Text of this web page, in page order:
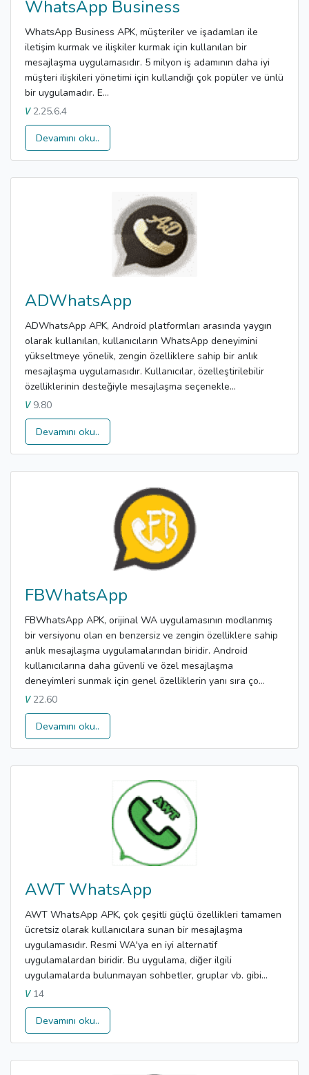
WhatsApp Business
WhatsApp Business APK, müşteriler ve işadamları ile
iletişim kurmak ve ilişkiler kurmak için kullanılan bir
mesajlaşma uygulamasıdır. 5 milyon iş adamının daha iyi
müşteri ilişkileri yönetimi için kullandığı çok popüler ve ünlü
bir uygulamadır. E...
V2.25.6.4
Devamını oku..
ADWhatsApp
ADWhatsApp APK, Android platformları arasında yaygın
olarak kullanılan, kullanıcıların WhatsApp deneyimini
yükseltmeye yönelik, zengin özelliklere sahip bir anlık
mesajlaşma uygulamasıdır. Kullanıcılar, özelleştirilebilir
özelliklerinin desteğiyle mesajlaşma seçenekle...
V9.80
Devamını oku..
FBWhatsApp
FBWhatsApp APK, orijinal WA uygulamasının modlanmış
bir versiyonu olan en benzersiz ve zengin özelliklere sahip
anlık mesajlaşma uygulamalarından biridir. Android
kullanıcılarına daha güvenli ve özel mesajlaşma
deneyimleri sunmak için genel özelliklerin yanı sıra ço...
V22.60
Devamını oku..
AWT WhatsApp
AWT WhatsApp APK, çok çeşitli güçlü özellikleri tamamen
ücretsiz olarak kullanıcılara sunan bir mesajlaşma
uygulamasıdır. Resmi WA'ya en iyi alternatif
uygulamalardan biridir. Bu uygulama, diğer ilgili
uygulamalarda bulunmayan sohbetler, gruplar vb. gibi...
V14
Devamını oku..